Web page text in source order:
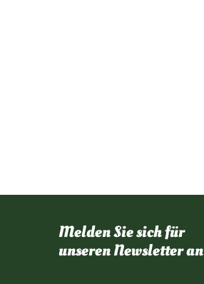
Melden Sie sich für
unseren Newsletter an